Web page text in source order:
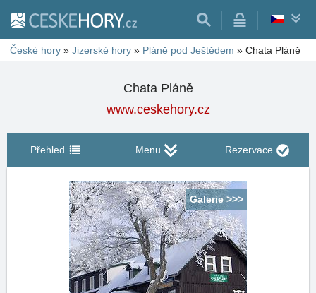
České hory » Jizerské hory » Pláně pod Ještědem » Chata Pláně
Chata Pláně
www.ceskehory.cz
Přehled Menu Rezervace
Galerie >>>